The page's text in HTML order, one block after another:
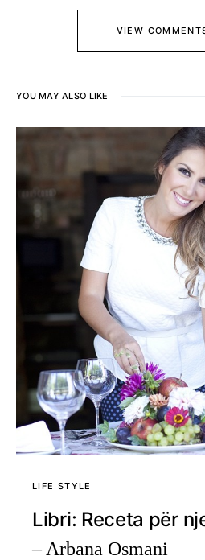
VIEW
YOU MAY ALSO LIKE
LIFE STYLE
Libri: Receta për
– Arbana Osmani